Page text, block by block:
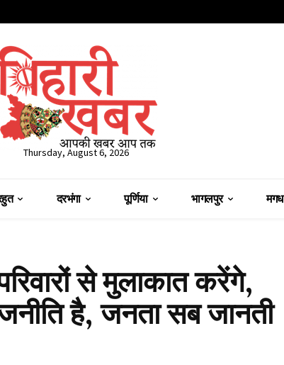
Thursday, August 6, 2026
दरभंगा पूर्णिया भागलपुर मगध
से मुलाकात करेंगे,
है, जनता सब जानती